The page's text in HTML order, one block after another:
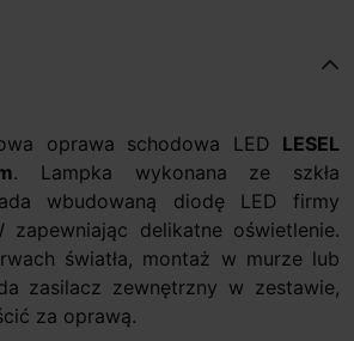
oprawa schodowa LED LESEL
. Lampka wykonana ze szkła
wbudowaną diodę LED firmy
zapewniając delikatne oświetlenie.
światła, montaż w murze lub
zasilacz zewnętrzny w zestawie,
za oprawą.